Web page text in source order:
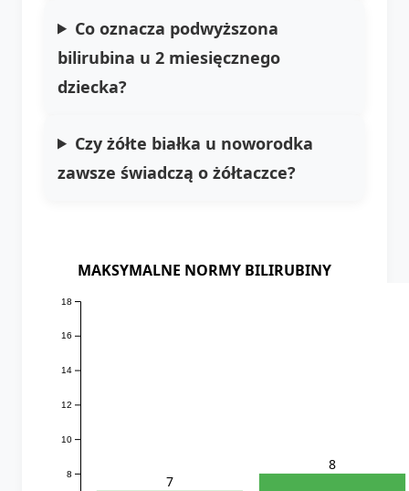
Co oznacza podwyższona
bilirubina u 2 miesięcznego
dziecka?
Czy żółte białka u noworodka
zawsze świadczą o żółtaczce?
MAKSYMALNE NORMY BILIRUBINY
8
10
12
14
16
18
7
8